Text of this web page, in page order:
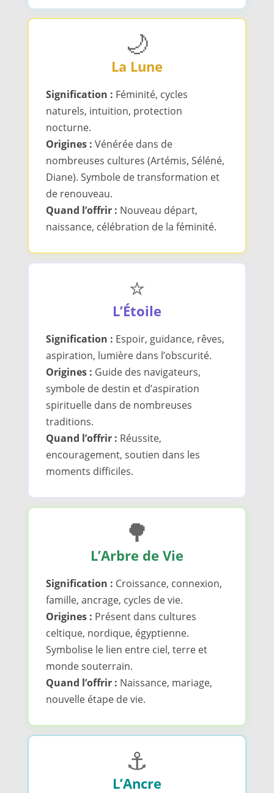
🌙
La Lune
Signification : Féminité, cycles
naturels, intuition, protection
nocturne.
Origines : Vénérée dans de
nombreuses cultures (Artémis, Séléné,
Diane). Symbole de transformation et
de renouveau.
Quand l’offrir : Nouveau départ,
naissance, célébration de la féminité.
⭐
L’Étoile
Signification : Espoir, guidance, rêves,
aspiration, lumière dans l’obscurité.
Origines : Guide des navigateurs,
symbole de destin et d’aspiration
spirituelle dans de nombreuses
traditions.
Quand l’offrir : Réussite,
encouragement, soutien dans les
moments difficiles.
🌳
L’Arbre de Vie
Signification : Croissance, connexion,
famille, ancrage, cycles de vie.
Origines : Présent dans cultures
celtique, nordique, égyptienne.
Symbolise le lien entre ciel, terre et
monde souterrain.
Quand l’offrir : Naissance, mariage,
nouvelle étape de vie.
⚓
L’Ancre